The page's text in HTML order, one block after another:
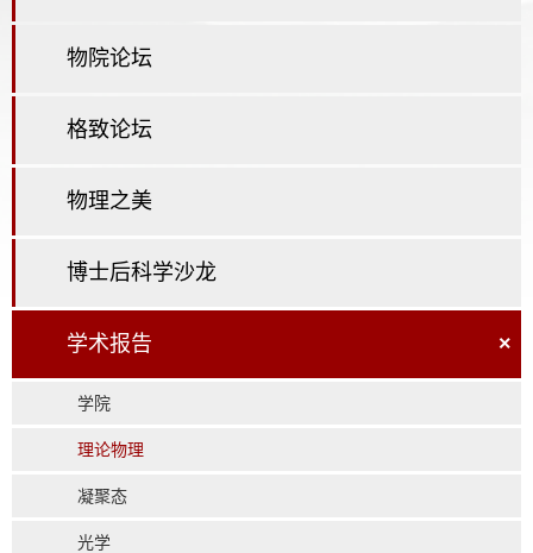
物院论坛
格致论坛
物理之美
博士后科学沙龙
学术报告 ×
学院
理论物理
凝聚态
光学